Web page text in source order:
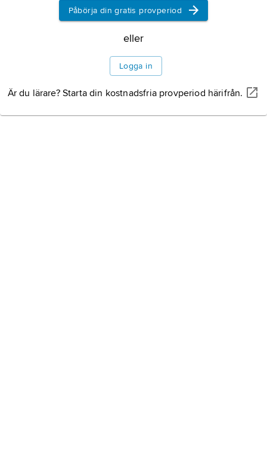
Påbörja din gratis provperiod
eller
Logga in
Är du lärare? Starta din kostnadsfria provperiod härifrån.